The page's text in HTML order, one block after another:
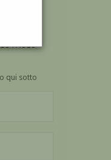
PAOLO
qui sotto